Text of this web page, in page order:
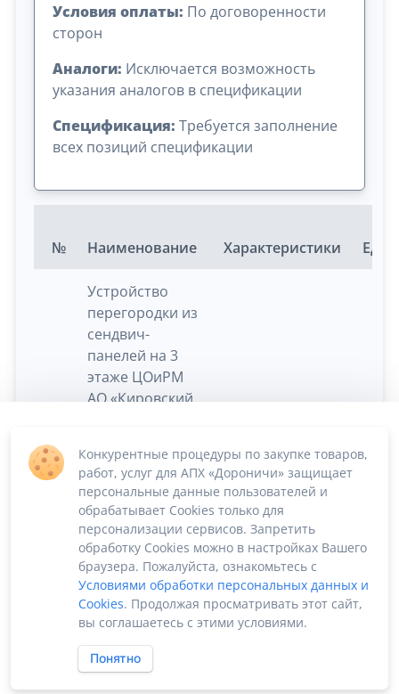
Условия оплаты: По договоренности
сторон
Аналоги: Исключается возможность
указания аналогов в спецификации
Спецификация: Требуется заполнение
всех позиций спецификации
№ Наименование Характеристики
Устройство
перегородки из
сендвич-
панелей на 3
этаже ЦОиРМ
АО «Кировский
по адресу: г.
Киров, ул.
Владимирская,
4А.
Конкурентные процедуры по закупке товаров,
работ, услуг для АПХ «Дороничи» защищает
персональные данные пользователей и
обрабатывает Cookies только для
персонализации сервисов. Запретить
обработку Cookies можно в настройках Вашего
браузера. Пожалуйста, ознакомьтесь с
Условиями обработки персональных данных и
Cookies. Продолжая просматривать этот сайт,
вы соглашаетесь с этими условиями.
Понятно